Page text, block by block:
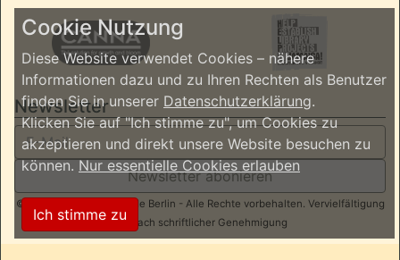
Newsletter
Newsletter abonieren
© 2026 ReggaeInBerlin.de Berlin - Alle Rechte vorbehalten. Vervielfältigung
nur nach schriftlicher Genehmigung
Cookie Nutzung
Diese Website verwendet Cookies – nähere
Informationen dazu und zu Ihren Rechten als Benutzer
finden Sie in unserer Datenschutzerklärung.
Klicken Sie auf "Ich stimme zu", um Cookies zu
akzeptieren und direkt unsere Website besuchen zu
können.Nur essentielle Cookies erlauben
Ich stimme zu